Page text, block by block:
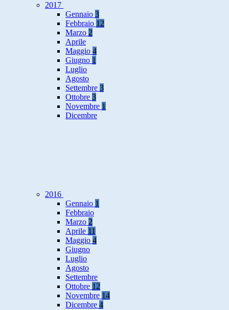
2017
Gennaio 3
Febbraio 12
Marzo 2
Aprile
Maggio 4
Giugno 1
Luglio
Agosto
Settembre 3
Ottobre 3
Novembre 1
Dicembre
2016
Gennaio 1
Febbraio
Marzo 2
Aprile 11
Maggio 4
Giugno
Luglio
Agosto
Settembre
Ottobre 12
Novembre 14
Dicembre 4